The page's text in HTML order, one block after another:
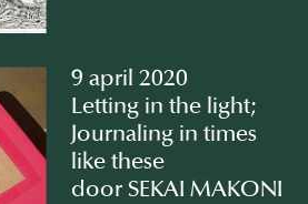
9 april 2020
Letting in the light;
Journaling in times
like these
door SEKAI MAKONI